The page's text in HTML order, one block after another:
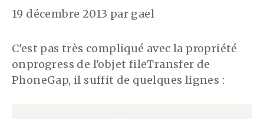
19 décembre 2013 par gael
C'est pas très compliqué avec la propriété
onprogress de l'objet fileTransfer de
PhoneGap, il suffit de quelques lignes :